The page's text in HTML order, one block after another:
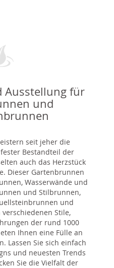
Ausstellung für
und
seit jeher die
Bestandteil der
auch das Herzstück
Dieser Gartenbrunnen
Wasserwände und
und Stilbrunnen,
und
Stile,
der rund 1000
Ihnen eine Fülle an
Lassen Sie sich einfach
und neuesten Trends
Sie die Vielfalt der